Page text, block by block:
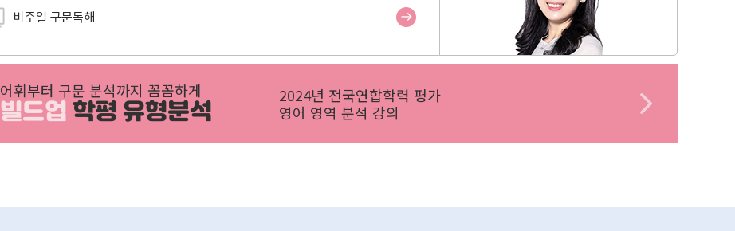
비주얼 구문독해
어휘부터 구문 분석까지 꼼꼼하게
빌드업학평 유형분석
2024년 전국연합학력 평가
영어 영역 분석 강의